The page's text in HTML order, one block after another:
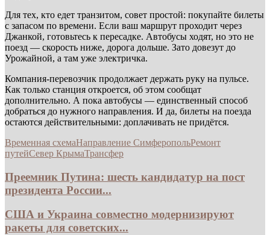
Для тех, кто едет транзитом, совет простой: покупайте билеты
с запасом по времени. Если ваш маршрут проходит через
Джанкой, готовьтесь к пересадке. Автобусы ходят, но это не
поезд — скорость ниже, дорога дольше. Зато довезут до
Урожайной, а там уже электричка.
Компания-перевозчик продолжает держать руку на пульсе.
Как только станция откроется, об этом сообщат
дополнительно. А пока автобусы — единственный способ
добраться до нужного направления. И да, билеты на поезда
остаются действительными: доплачивать не придётся.
Временная схемаНаправление СимферопольРемонт
путейСевер КрымаТрансфер
Преемник Путина: шесть кандидатур на пост
президента России...
США и Украина совместно модернизируют
ракеты для советских...